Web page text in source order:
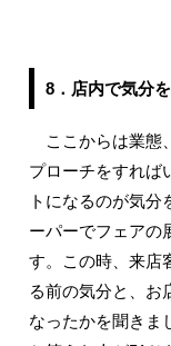
8．店内で気分
ここからは業態
プローチをすれば
トになるのが気
ーパーでフェアの
す。この時、来店
る前の気分と、お
なったかを聞きま